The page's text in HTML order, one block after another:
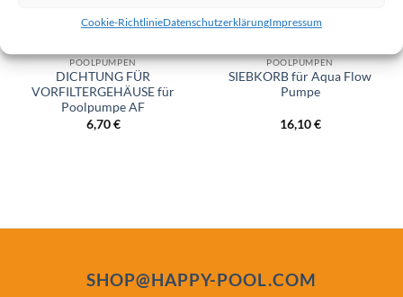
Cookie-RichtlinieDatenschutzerklärungImpressum
POOLPUMPEN
DICHTUNG FÜR
VORFILTERGEHÄUSE für
Poolpumpe AF
6,70€
POOLPUMPEN
SIEBKORB für Aqua Flow
Pumpe
16,10€
SHOP@HAPPY-POOL.COM